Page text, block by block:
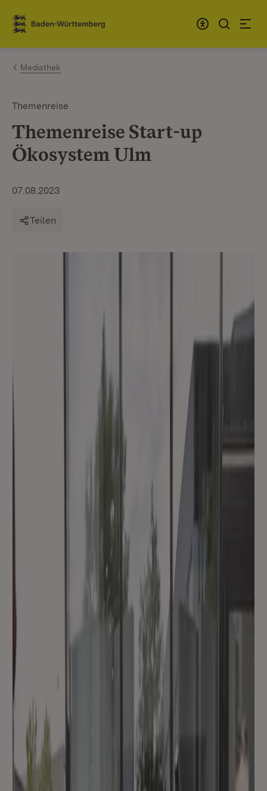
Zum Inhalt springen
Link zur Startseite
Mediathek
Themenreise
Themenreise Start-up
Ökosystem Ulm
07.08.2023
Teilen